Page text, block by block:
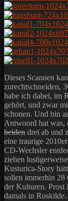
Dieses Scannen
zurechtschneiden,
habe ich dabei, im
gehört, und zwar
schonen. Und bin
Antwoord hat was,
beiden drei ab und
eine traurige
CD-Wechsler
ziehen
Kusturica-Story
sollen immerhin 28
der Kulturen. Prost
damals in